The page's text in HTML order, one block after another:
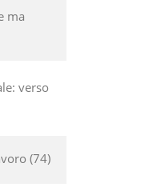
ma
verso
74